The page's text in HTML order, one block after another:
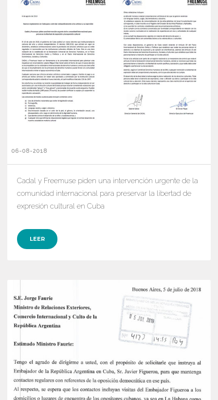
06-08-2018
Cadal y Freemuse piden una intervención urgente de la
comunidad internacional para preservar la libertad de
expresión cultural en Cuba
LEER